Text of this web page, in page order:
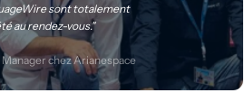
sont totalement
au rendez-vous."
chez Arianespace